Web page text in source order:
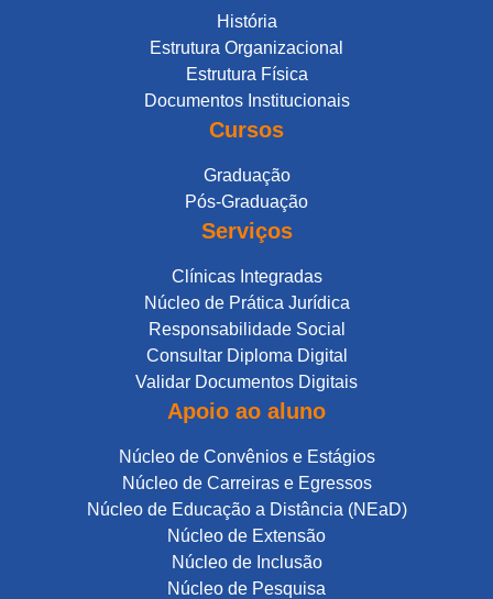
História
Estrutura Organizacional
Estrutura Física
Documentos Institucionais
Cursos
Graduação
Pós-Graduação
Serviços
Clínicas Integradas
Núcleo de Prática Jurídica
Responsabilidade Social
Consultar Diploma Digital
Validar Documentos Digitais
Apoio ao aluno
Núcleo de Convênios e Estágios
Núcleo de Carreiras e Egressos
Núcleo de Educação a Distância (NEaD)
Núcleo de Extensão
Núcleo de Inclusão
Núcleo de Pesquisa